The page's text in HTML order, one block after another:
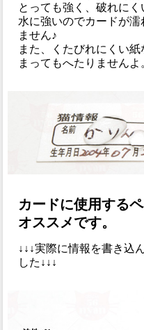
とっても強く、破れにく
水に強いのでカードが
ません♪
また、くたびれにくい
まってもへたりませんよ
カードに使用する
オススメです。
↓↓↓実際に情報を書き込
した↓↓↓